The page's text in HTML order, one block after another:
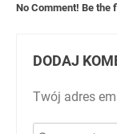
No Comment! Be the
DODAJ
Twój adres